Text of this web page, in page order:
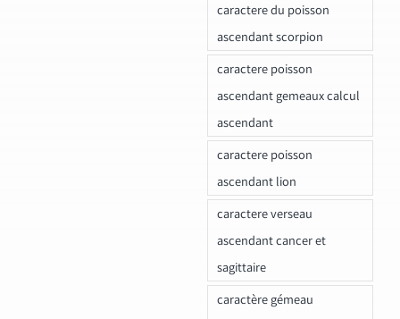
caractere du poisson
ascendant scorpion
caractere poisson
ascendant gemeaux calcul
ascendant
caractere poisson
ascendant lion
caractere verseau
ascendant cancer et
sagittaire
caractère gémeau